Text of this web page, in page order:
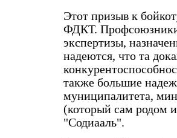
Этот призыв к
ФДКТ. Профсоюзники
экспертизы,
надеются, что та
также большие
муниципалитета,
(который сам родом
"Содиааль".